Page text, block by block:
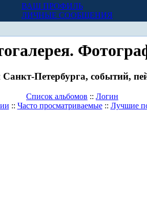
ВАШ ПРОФИЛЬ
ЛИЧНЫЕ СООБЩЕНИЯ
Петербурга, событий,
Список альбомов :: Логин
:: Часто просматриваемые:: Лучшие